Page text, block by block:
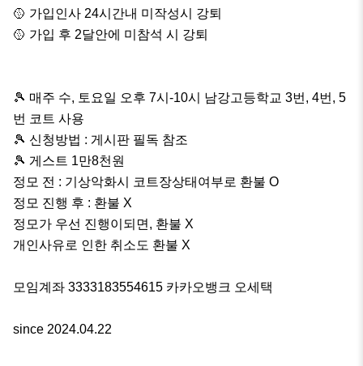
🥎 가입인사 24시간내 미작성시 강퇴
🥎 가입 후 2달안에 미참석 시 강퇴
🎾 매주 수, 토요일 오후 7시-10시 남강고등학교 3번, 4번, 5
번 코트 사용
🎾 신청방법 : 게시판 필독 참조
🎾 게스트 1만8천원
정모 전 : 기상악화시 코트장상태여부로 환불 O
정모 진행 후 : 환불 X
정모가 우선 진행이되면, 환불 X
개인사유로 인한 취소도 환불 X
모임계좌 3333183554615 카카오뱅크 오세택
since 2024.04.22